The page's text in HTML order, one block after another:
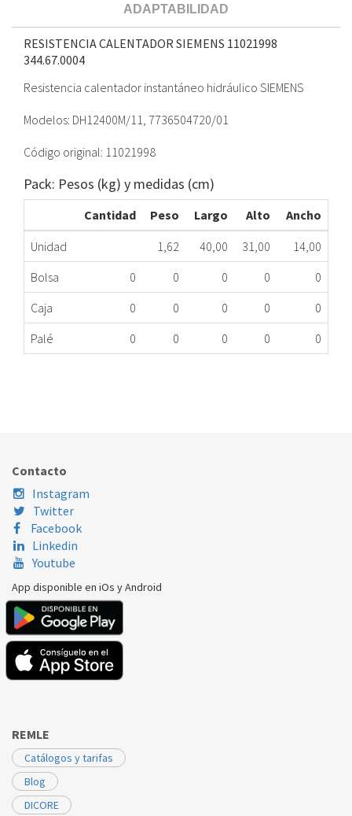
ADAPTABILIDAD
RESISTENCIA CALENTADOR SIEMENS 11021998
344.67.0004
Resistencia calentador instantáneo hidráulico SIEMENS
Modelos: DH12400M/11, 7736504720/01
Código original: 11021998
Pack: Pesos (kg) y medidas (cm)
Cantidad Peso Largo Alto
Ancho
Unidad
1,62 40,00 31,00
14,00
Bolsa
0 0 0 0
0
Caja
0 0 0 0
0
Palé
0 0 0 0 0
SIEMENS
Contacto
Instagram
Twitter
Facebook
Linkedin
Youtube
App disponible en iOs y Android
REMLE
Catálogos y tarifas
Blog
DICORE